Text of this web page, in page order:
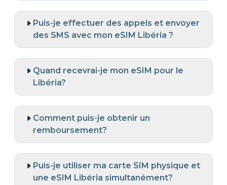
Puis-je effectuer des appels et envoyer
des SMS avec mon eSIM Libéria ?
Quand recevrai-je mon eSIM pour le
Libéria?
Comment puis-je obtenir un
remboursement?
Puis-je utiliser ma carte SIM physique et
une eSIM Libéria simultanément?